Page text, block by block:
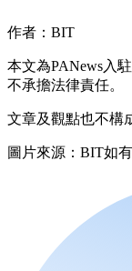
作者：BIT
本文為PANews入
不承擔法律責任。
文章及觀點也不構
圖片來源：BIT如